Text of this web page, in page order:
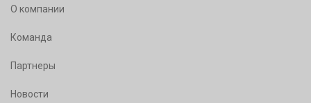
О компании
Команда
Партнеры
Новости